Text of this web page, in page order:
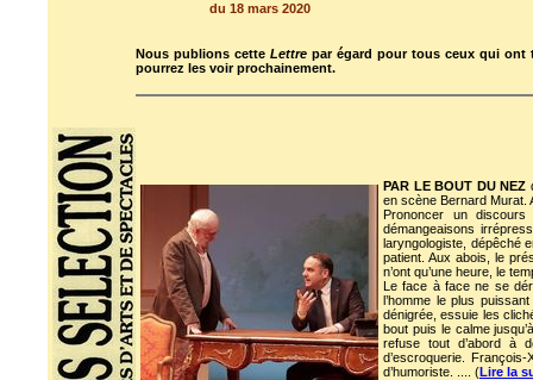
du 18 mars 2020
Nous publions cette Lettre par égard pour tous ceux qui ont
pourrez les voir prochainement.
PAR LE BOUT DU NEZ
en scène Bernard Murat.
Prononcer un
démangeaisons
laryngologiste, dépêché
patient. Aux abois, le
n’ont qu’une heure, le
Le face à face ne se
l’homme le plus
dénigrée, essuie les
bout puis le calme
refuse tout d’abord à
d’escroquerie.
d’humoriste.
.... (Lire la